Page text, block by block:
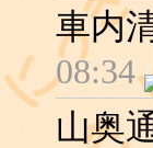
車内
08:34
山奥